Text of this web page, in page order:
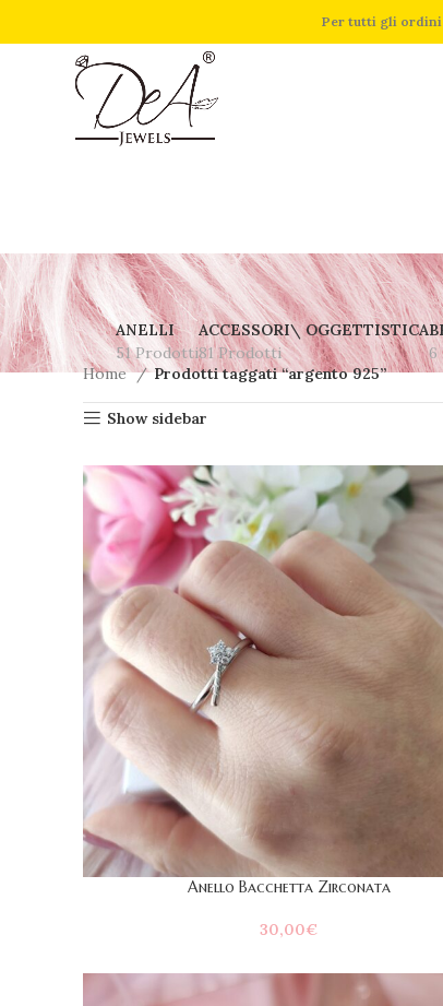
Per tutti gli ordini
ANELLI
51 Prodotti
ACCESSORI\ OGGETTISTICA
81 Prodotti
6
Home
Prodotti taggati “argento 925”
Show sidebar
Anello Bacchetta Zirconata
30,00€